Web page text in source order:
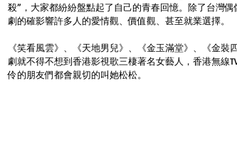
殺”，大家都紛紛盤點起了自己的青春回憶。除了台灣偶
劇的確影響許多人的愛情觀、價值觀、甚至就業選擇。
《笑看風雲》、《天地男兒》、《金玉滿堂》、《金裝
劇就不得不想到香港影視歌三棲著名女藝人，香港無
伶的朋友們都會親切的叫她松松。